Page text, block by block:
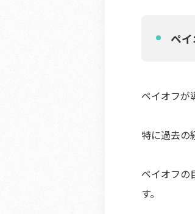
ペ
ペイオフが
特に過去の
ペイオフの
す。